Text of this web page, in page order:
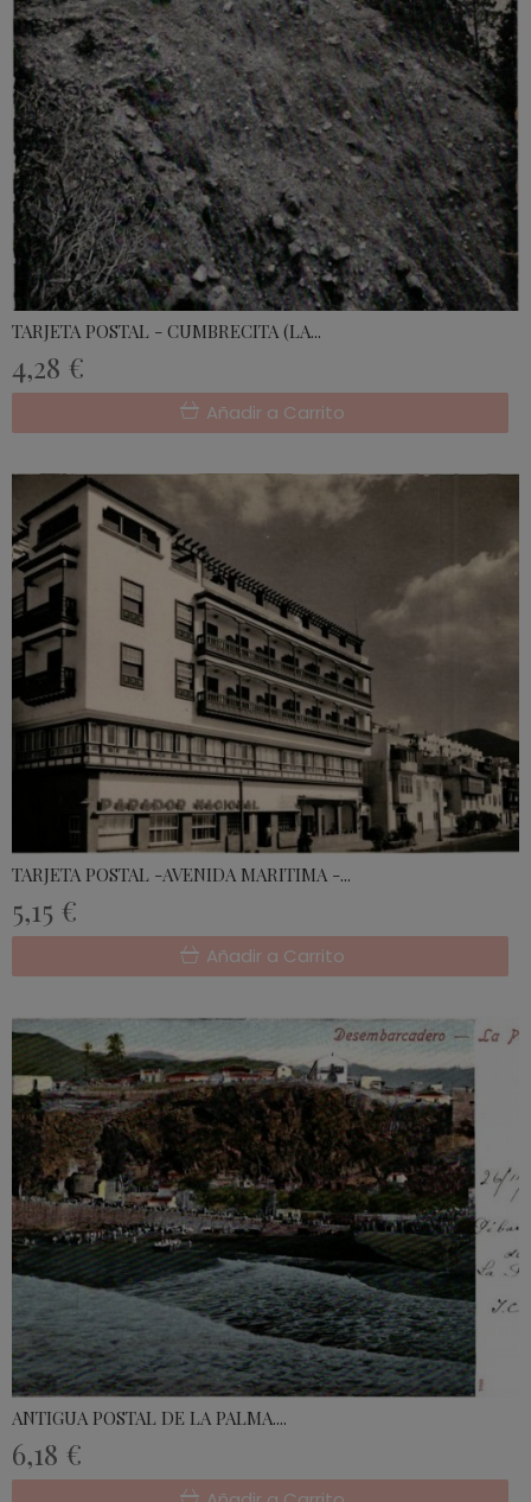
TARJETA POSTAL - CUMBRECITA (LA...
4,28 €
Añadir a Carrito
TARJETA POSTAL -AVENIDA MARITIMA -...
5,15 €
Añadir a Carrito
ANTIGUA POSTAL DE LA PALMA....
6,18 €